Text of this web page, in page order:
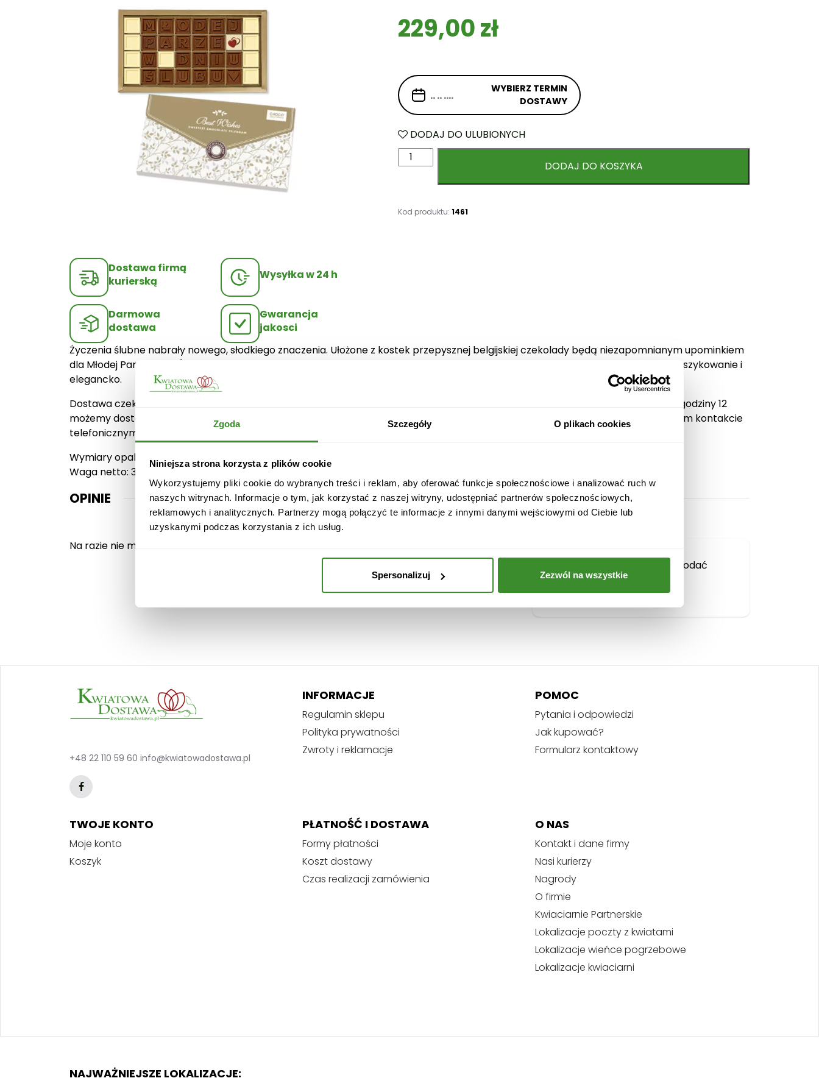
Zgoda Szczegóły O plikach cookies
Niniejsza strona korzysta z plików cookie
Wykorzystujemy pliki cookie do wybranych treści i reklam, aby oferować funkcje społecznościowe i analizować ruch w
naszych witrynach. Informacje o tym, jak korzystać z naszej witryny, udostępniać partnerów społecznościowych,
reklamowych i analitycznych. Partnerzy mogą połączyć te informacje z innymi danymi wejściowymi od Ciebie lub
uzyskanymi podczas korzystania z ich usług.
Spersonalizuj Zezwól na wszystkie
Dostawa firmą
kurierską
Wysyłka w 24 h
Darmowa
dostawa
Gwarancja
jakosci
229,00zł
WYBIERZ TERMIN
DOSTAWY
DODAJ DO ULUBIONYCH
l
ć
r
u
b
DODAJ DO KOSZYKA
Kod produktu:1461
Życzenia ślubne nabrały nowego, słodkiego znaczenia. Ułożone z kostek przepysznej belgijskiej czekolady będą niezapomnianym upominkiem
dla Młodej Pary w Dniu Ślubu. Całość zapakowana w przepiękne opakowanie sprawi, że słodki prezent zaprezentuje się niezwykle szykowanie i
elegancko.
Dostawa czekoladowych upominków odbywa się za pośrednictwem firmy kurierskiej DPD, DHL, InPost. Zamówienia opłacone do godziny 12
możemy dostarczyć już następnego dnia roboczego. Na terenie Warszawy przesyłka jest możliwa tego samego dnia po uprzednim kontakcie
telefonicznym.
Wymiary opakowania: 25,5 x 14,5 x 1,5 cm.
Waga netto: 304 g.
OPINIE
Na razie nie ma opinii o produkcie.
, aby dodać
opinię.
+48 22 110 59 60 info@kwiatowadostawa.pl
INFORMACJE
Regulamin sklepu
Polityka prywatności
Zwroty i reklamacje
POMOC
Pytania i odpowiedzi
Jak kupować?
Formularz kontaktowy
TWOJE KONTO
Moje konto
Koszyk
PŁATNOŚĆ I DOSTAWA
Formy płatności
Koszt dostawy
Czas realizacji zamówienia
O NAS
Kontakt i dane firmy
Nasi kurierzy
Nagrody
O firmie
Kwiaciarnie Partnerskie
Lokalizacje poczty z kwiatami
Lokalizacje wieńce pogrzebowe
Lokalizacje kwiaciarni
NAJWAŻNIEJSZE LOKALIZACJE: